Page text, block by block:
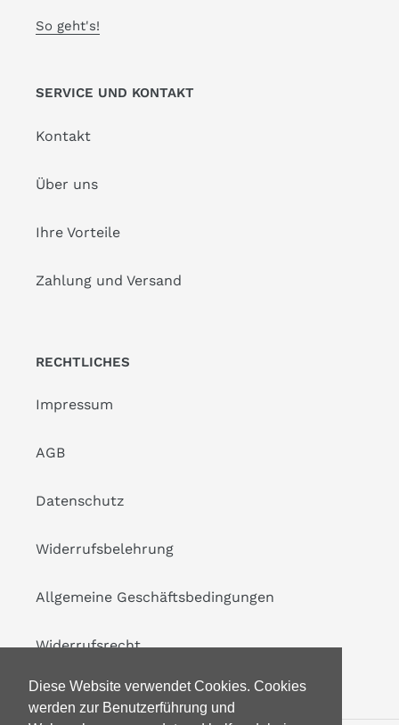
Diese Website verwendet Cookies. Cookies
werden zur Benutzerführung und
So geht's!
SERVICE UND KONTAKT
Kontakt
Über uns
Ihre Vorteile
Zahlung und Versand
RECHTLICHES
Impressum
AGB
Datenschutz
Widerrufsbelehrung
Allgemeine Geschäftsbedingungen
Widerrufsrecht